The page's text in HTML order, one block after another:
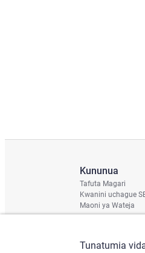
Kununua
Tafuta Magari
Kwanini uchague
Maoni ya Wateja
Tunatumia